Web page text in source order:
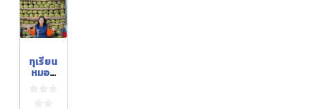
ทุเรียน
หมอน